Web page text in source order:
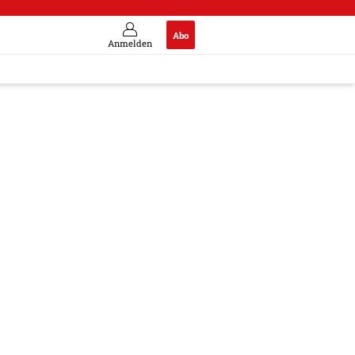
Anmelden
Abo